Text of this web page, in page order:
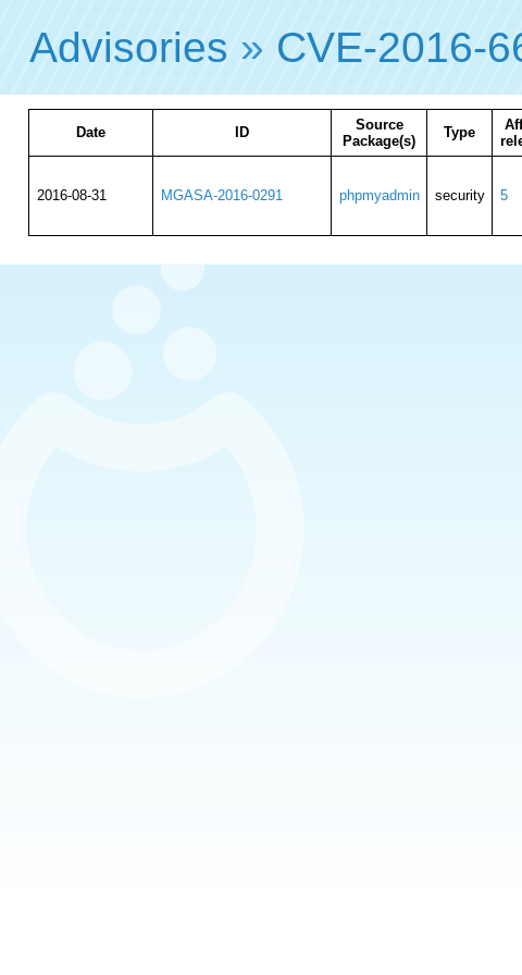
Advisories » CVE-2016-
Date ID
Source
Package(s)
Type
2016-08-31 MGASA-2016-0291 phpmyadmin security 5